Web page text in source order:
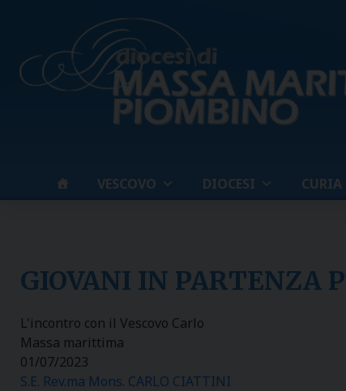
VESCOVO DIOCESI CURIA
GIOVANI IN PARTENZA
L'incontro con il Vescovo Carlo
Massa marittima
01/07/2023
S.E. Rev.ma Mons. CARLO CIATTINI